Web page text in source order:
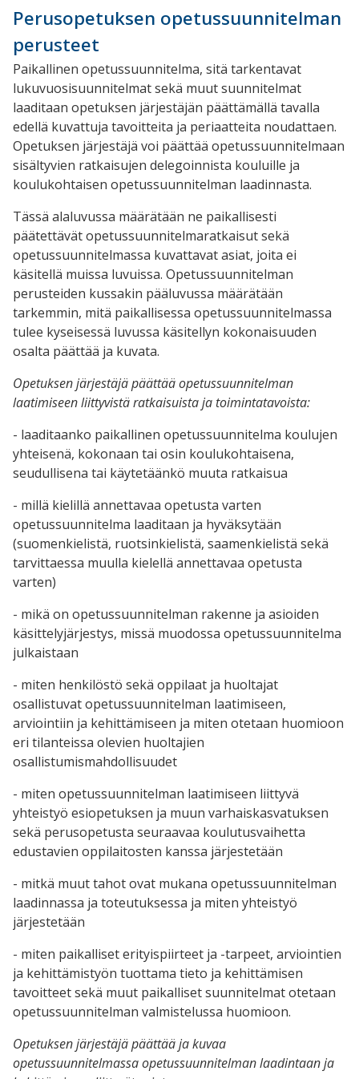
Perusopetuksen opetussuunnitelman
perusteet
Paikallinen opetussuunnitelma, sitä tarkentavat
lukuvuosisuunnitelmat sekä muut suunnitelmat
laaditaan opetuksen järjestäjän päättämällä tavalla
edellä kuvattuja tavoitteita ja periaatteita noudattaen.
Opetuksen järjestäjä voi päättää opetussuunnitelmaan
sisältyvien ratkaisujen delegoinnista kouluille ja
koulukohtaisen opetussuunnitelman laadinnasta.
Tässä alaluvussa määrätään ne paikallisesti
päätettävät opetussuunnitelmaratkaisut sekä
opetussuunnitelmassa kuvattavat asiat, joita ei
käsitellä muissa luvuissa. Opetussuunnitelman
perusteiden kussakin pääluvussa määrätään
tarkemmin, mitä paikallisessa opetussuunnitelmassa
tulee kyseisessä luvussa käsitellyn kokonaisuuden
osalta päättää ja kuvata.
Opetuksen järjestäjä päättää opetussuunnitelman
laatimiseen liittyvistä ratkaisuista ja toimintatavoista:
- laaditaanko paikallinen opetussuunnitelma koulujen
yhteisenä, kokonaan tai osin koulukohtaisena,
seudullisena tai käytetäänkö muuta ratkaisua
- millä kielillä annettavaa opetusta varten
opetussuunnitelma laaditaan ja hyväksytään
(suomenkielistä, ruotsinkielistä, saamenkielistä sekä
tarvittaessa muulla kielellä annettavaa opetusta
varten)
- mikä on opetussuunnitelman rakenne ja asioiden
käsittelyjärjestys, missä muodossa opetussuunnitelma
julkaistaan
- miten henkilöstö sekä oppilaat ja huoltajat
osallistuvat opetussuunnitelman laatimiseen,
arviointiin ja kehittämiseen ja miten otetaan huomioon
eri tilanteissa olevien huoltajien
osallistumismahdollisuudet
- miten opetussuunnitelman laatimiseen liittyvä
yhteistyö esiopetuksen ja muun varhaiskasvatuksen
sekä perusopetusta seuraavaa koulutusvaihetta
edustavien oppilaitosten kanssa järjestetään
- mitkä muut tahot ovat mukana opetussuunnitelman
laadinnassa ja toteutuksessa ja miten yhteistyö
järjestetään
- miten paikalliset erityispiirteet ja -tarpeet, arviointien
ja kehittämistyön tuottama tieto ja kehittämisen
tavoitteet sekä muut paikalliset suunnitelmat otetaan
opetussuunnitelman valmistelussa huomioon.
Opetuksen järjestäjä päättää ja kuvaa
opetussuunnitelmassa opetussuunnitelman laadintaan ja